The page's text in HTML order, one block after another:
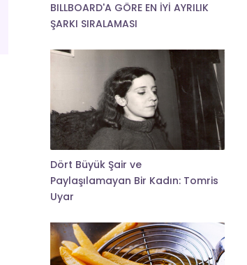
BILLBOARD'A GÖRE EN İYİ AYRILIK
ŞARKI SIRALAMASI
Dört Büyük Şair ve
Paylaşılamayan Bir Kadın: Tomris
Uyar